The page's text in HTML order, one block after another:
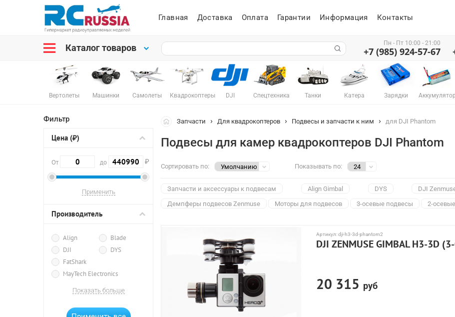
Главная Доставка Оплата Гарантии Информация Контакты
Каталог товаров Пн - Пт 10:00 - 21:00
+7 (985) 924-57-67
Вертолеты Машинки Самолеты Квадрокоптеры DJI Спецтехника Танки Катера Зарядки
Фильтр
Цена (₽)
От до ₽
Производитель
Align
Blade
DJI
DYS
FatShark
MayTech Electronics
Walkera
XIRO
Показать больше
Запчасти Для квадрокоптеров Подвесы и запчасти к ним для DJI Phantom
Подвесы для камер квадрокоптеров DJI Phantom
Сортировать по: Показывать по:
Запчасти и аксессуары к подвесам Align Gimbal DYS DJI
Демпферы подвесов Zenmuse
Моторы для подвесов 3-осевые подвесы 2-
Артикул:dji-h3-3d-phantom2
DJI ZENMUSE GIMBAL H3-3D
20 315 руб